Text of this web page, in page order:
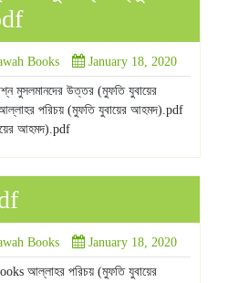
Books January 18, 2020
মুসলমানদের উত্তর (মুফতি যুবায়ের
পরিচয় (মুফতি যুবায়ের আহমদ).pdf
আহমদ).pdf
Books January 18, 2020
আল্লাহর পরিচয় (মুফতি যুবায়ের